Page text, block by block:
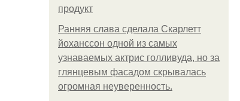
продукт
Ранняя слава сделала Скарлетт
йоханссон одной из самых
узнаваемых актрис голливуда, но за
глянцевым фасадом скрывалась
огромная неуверенность.